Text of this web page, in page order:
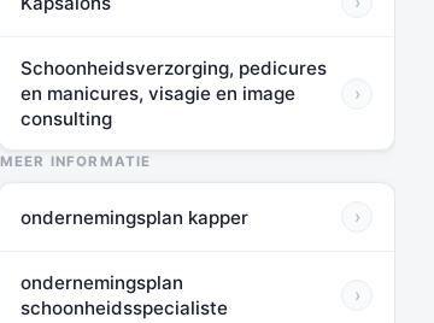
⬛⬛⬛
⬛⬛⬛
⬛⬛⬛
⬛⬛⬛
Schoonheidsverzorging, pedicures
en manicures, visagie en image
consulting
›
MEER INFORMATIE
ondernemingsplan kapper ›
ondernemingsplan
schoonheidsspecialiste
›